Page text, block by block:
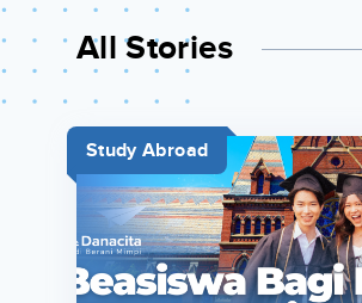
All Stories
Study Abroad